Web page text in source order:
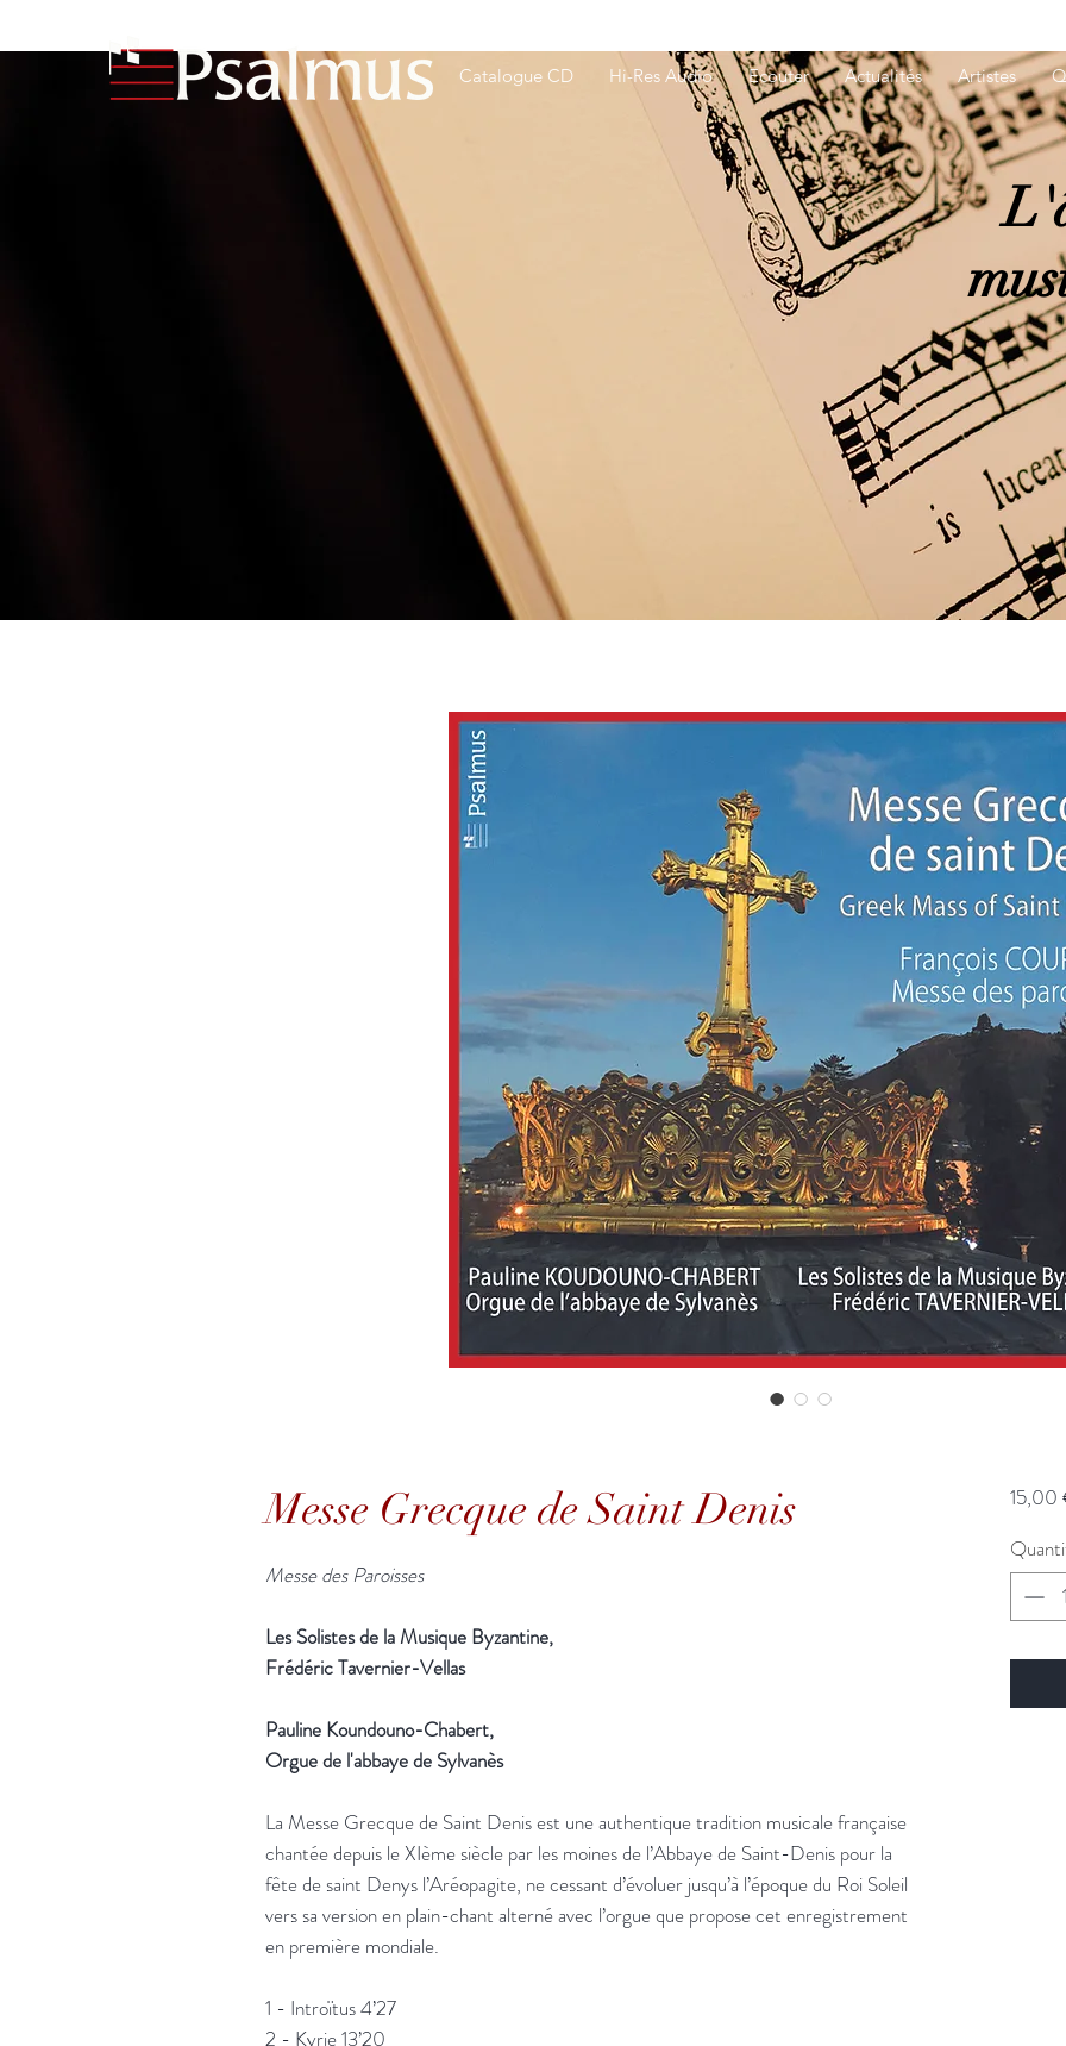
Catalogue CD Hi-Res Audio Ecouter Actualités Artistes
Messe Grecque de Saint Denis
Messe des Paroisses
Les Solistes de la Musique Byzantine,
Frédéric Tavernier-Vellas
Pauline Koundouno-Chabert,
Orgue de l'abbaye de Sylvanès
La Messe Grecque de Saint Denis est une authentique tradition musicale française
chantée depuis le XIème siècle par les moines de l’Abbaye de Saint-Denis pour la
fête de saint Denys l’Aréopagite, ne cessant d’évoluer jusqu’à l’époque du Roi Soleil
vers sa version en plain-chant alterné avec l’orgue que propose cet enregistrement
en première mondiale.
1 - Introïtus 4’27
2 - Kyrie13’20
15,00